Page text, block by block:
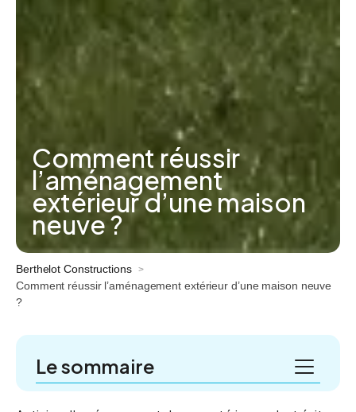
Comment réussir
l’aménagement
extérieur d’une maison
neuve ?
Berthelot Constructions >
Comment réussir l’aménagement extérieur d’une maison neuve
?
Le sommaire